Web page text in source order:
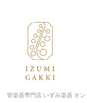
管楽器専門店 いずみ楽器 オ